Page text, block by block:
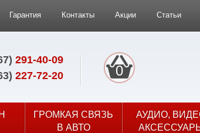
Гарантия Контакты Акции Статьи
291-40-09
227-72-20 0
ГРОМКАЯ СВЯЗЬ
В АВТО
АУДИО,